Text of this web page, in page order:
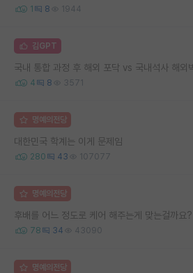
1 8 1944
김GPT
국내 통합 과정 후 해외 포닥 vs 국내석사 해외
4 8 3571
명예의전당
대한민국 학계는 이게 문제임
280 43 107077
명예의전당
후배를 어느 정도로 케어 해주는게 맞는걸까요?
78 34 43090
명예의전당